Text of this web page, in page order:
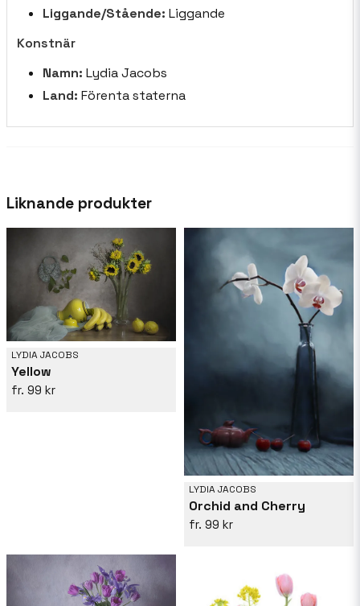
Liggande/Stående: Liggande
Konstnär
Namn: Lydia Jacobs
Land: Förenta staterna
Liknande produkter
LYDIA JACOBS
Yellow
99 kr
LYDIA JACOBS
Orchid and Cherry
99 kr